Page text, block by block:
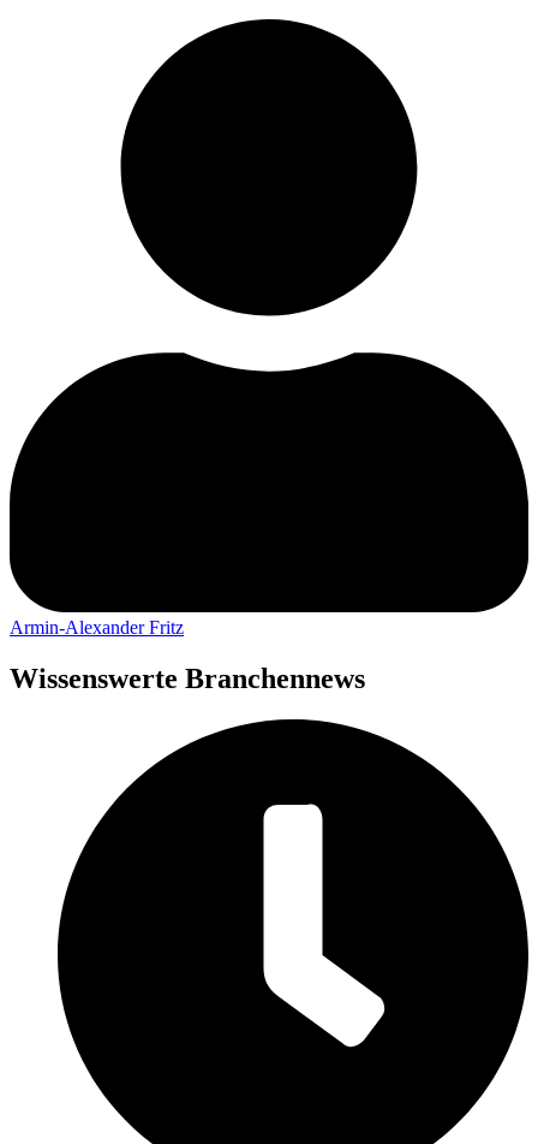
Armin-Alexander Fritz
Wissenswerte Branchennews